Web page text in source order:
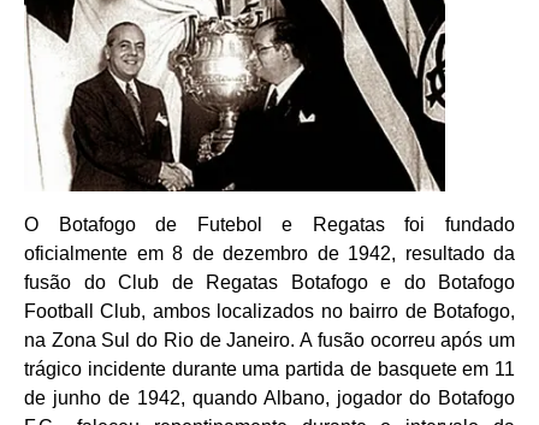
O Botafogo de Futebol e Regatas foi fundado
oficialmente em 8 de dezembro de 1942, resultado da
fusão do Club de Regatas Botafogo e do Botafogo
Football Club, ambos localizados no bairro de Botafogo,
na Zona Sul do Rio de Janeiro. A fusão ocorreu após um
trágico incidente durante uma partida de basquete em 11
de junho de 1942, quando Albano, jogador do Botafogo